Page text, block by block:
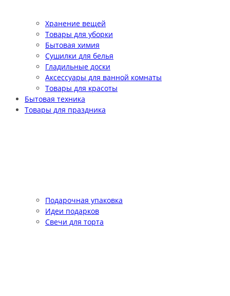
Хранение вещей
Товары для уборки
Бытовая химия
Сушилки для белья
Гладильные доски
Аксессуары для ванной комнаты
Товары для красоты
Бытовая техника
Товары для праздника
Подарочная упаковка
Идеи подарков
Свечи для торта